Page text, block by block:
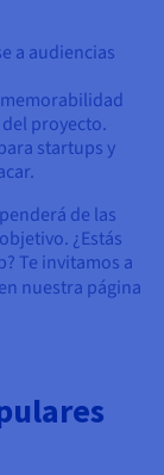
a audiencias
proyecto.
startups y
de las
¿Estás
Te invitamos a
en nuestra página